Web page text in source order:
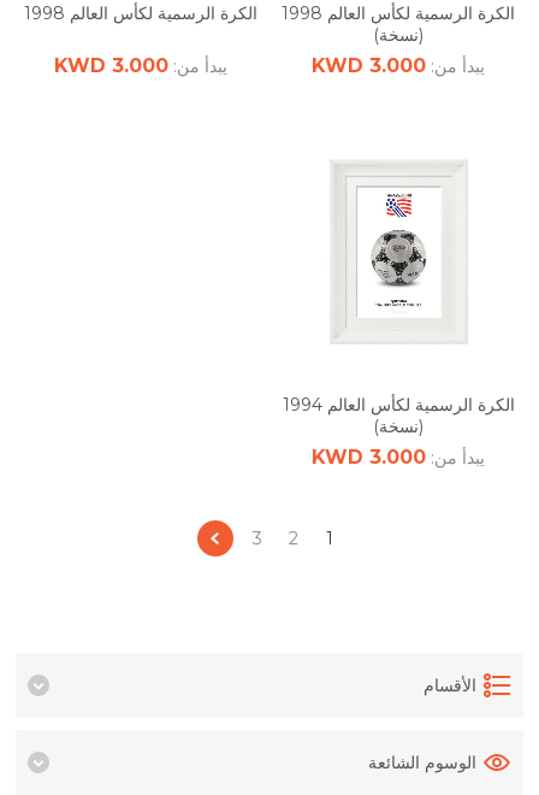
الكرة الرسمية لكأس العالم 1998
(نسخة)
يبدأ من: 3.000 KWD
الكرة الرسمية لكأس العالم 1998
يبدأ من:3.000 KWD
الكرة الرسمية لكأس العالم 1994
(نسخة)
يبدأ من: 3.000 KWD
1
2
3
الأقسام
الوسوم الشائعة